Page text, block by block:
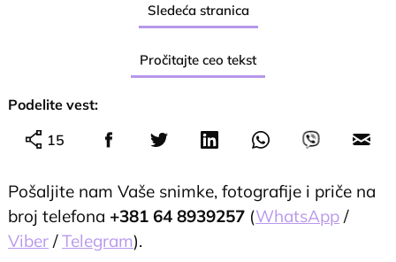
Sledeća stranica
Pročitajte ceo tekst
Podelite vest:
15
Pošaljite nam Vaše snimke, fotografije i priče na
broj telefona +381 64 8939257 (WhatsApp /
Viber /Telegram).